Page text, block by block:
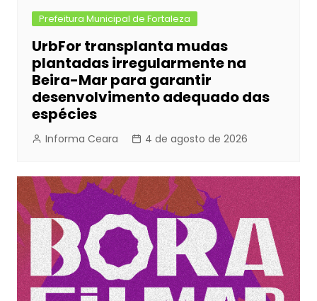
Prefeitura Municipal de Fortaleza
UrbFor transplanta mudas
plantadas irregularmente na
Beira-Mar para garantir
desenvolvimento adequado das
espécies
Informa Ceara 4 de agosto de 2026